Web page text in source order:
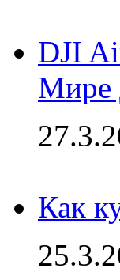
DJI
Мире
Как